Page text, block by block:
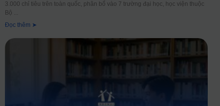
3.000 chỉ tiêu trên toàn quốc, phân bổ vào 7 trường đại học, học viện thuộc
Bộ
Đọc thêm ➤